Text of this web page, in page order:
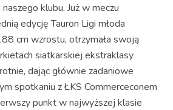
klubu. Już w meczu
edycję Tauron Ligi młoda
cm wzrostu, otrzymała swoją
siatkarskiej ekstraklasy
dając głównie zadaniowe
spotkaniu z ŁKS Commerceconem
punkt w najwyższej klasie